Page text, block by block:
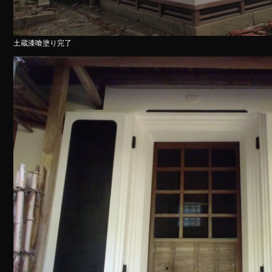
土蔵漆喰塗り完了